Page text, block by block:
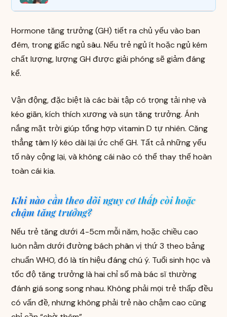
Hormone tăng trưởng (GH) tiết ra chủ yếu vào ban
đêm, trong giấc ngủ sâu. Nếu trẻ ngủ ít hoặc ngủ kém
chất lượng, lượng GH được giải phóng sẽ giảm đáng
kể.
Vận động, đặc biệt là các bài tập có trọng tải nhẹ và
kéo giãn, kích thích xương và sụn tăng trưởng. Ánh
nắng mặt trời giúp tổng hợp vitamin D tự nhiên. Căng
thẳng tâm lý kéo dài lại ức chế GH. Tất cả những yếu
tố này cộng lại, và không cái nào có thể thay thế hoàn
toàn cái kia.
Khi nào cần theo dõi nguy cơ thấp còi hoặc
chậm tăng trưởng?
Nếu trẻ tăng dưới 4-5cm mỗi năm, hoặc chiều cao
luôn nằm dưới đường bách phân vị thứ 3 theo bảng
chuẩn WHO, đó là tín hiệu đáng chú ý. Tuổi sinh học và
tốc độ tăng trưởng là hai chỉ số mà bác sĩ thường
đánh giá song song nhau. Không phải mọi trẻ thấp đều
có vấn đề, nhưng không phải trẻ nào chậm cao cũng